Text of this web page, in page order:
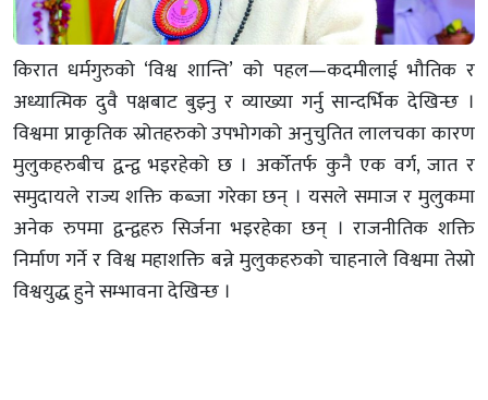
किरात धर्मगुरुको ‘विश्व शान्ति’ को पहल—कदमीलाई भौतिक र
अध्यात्मिक दुवै पक्षबाट बुझ्नु र व्याख्या गर्नु सान्दर्भिक देखिन्छ ।
विश्वमा प्राकृतिक स्रोतहरुको उपभोगको अनुचुतित लालचका कारण
मुलुकहरुबीच द्वन्द्व भइरहेको छ । अर्कोतर्फ कुनै एक वर्ग, जात र
समुदायले राज्य शक्ति कब्जा गरेका छन् । यसले समाज र मुलुकमा
अनेक रुपमा द्वन्द्वहरु सिर्जना भइरहेका छन् । राजनीतिक शक्ति
निर्माण गर्ने र विश्व महाशक्ति बन्ने मुलुकहरुको चाहनाले विश्वमा तेस्रो
विश्वयुद्ध हुने सम्भावना देखिन्छ ।